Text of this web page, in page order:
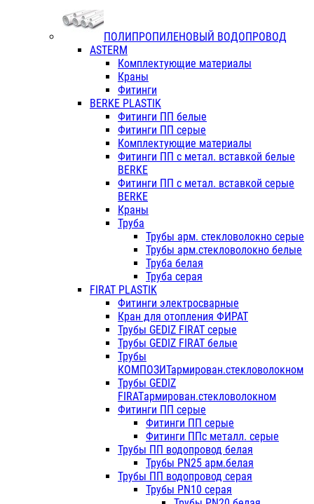
ПОЛИПРОПИЛЕНОВЫЙ ВОДОПРОВОД
ASTERM
Комплектующие материалы
Краны
Фитинги
BERKE PLASTIK
Фитинги ПП белые
Фитинги ПП серые
Комплектующие материалы
Фитинги ПП с метал. вставкой белые
BERKE
Фитинги ПП с метал. вставкой серые
BERKE
Краны
Труба
Трубы арм. стекловолокно серые
Трубы арм.стекловолокно белые
Труба белая
Труба серая
FIRAT PLASTIK
Фитинги электросварные
Кран для отопления ФИРАТ
Трубы GEDIZ FIRAT серые
Трубы GEDIZ FIRAT белые
Трубы
КОМПОЗИТармирован.стекловолокном
Трубы GEDIZ
FIRATармирован.стекловолокном
Фитинги ПП серые
Фитинги ПП серые
Фитинги ППс металл. серые
Трубы ПП водопровод белая
Трубы PN25 арм.белая
Трубы ПП водопровод серая
Трубы PN10 серая